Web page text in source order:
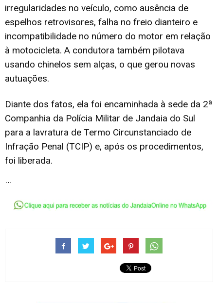
irregularidades no veículo, como ausência de
espelhos retrovisores, falha no freio dianteiro e
incompatibilidade no número do motor em relação
à motocicleta. A condutora também pilotava
usando chinelos sem alças, o que gerou novas
autuações.
Diante dos fatos, ela foi encaminhada à sede da 2ª
Companhia da Polícia Militar de Jandaia do Sul
para a lavratura de Termo Circunstanciado de
Infração Penal (TCIP) e, após os procedimentos,
foi liberada.
…